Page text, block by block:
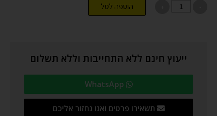
הוספה לסל
ייעוץ חינם ללא התחייבות וללא תשלום
תשאירו פרטים ואנו נחזור אליכם